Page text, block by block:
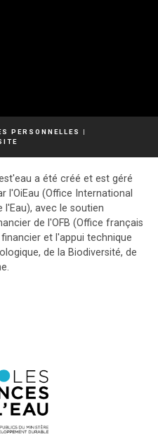
PERSONNELLES
|
a été créé et est géré
l'OiEau (Office International
l'Eau), avec le soutien
de l'OFB (Office français
et l'appui technique
de la Biodiversité, de